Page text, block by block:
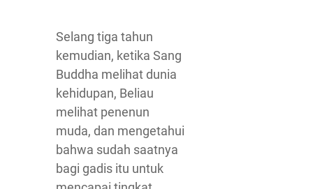
Selang tiga tahun
kemudian, ketika Sang
Buddha melihat dunia
kehidupan, Beliau
melihat penenun
muda, dan mengetahui
bahwa sudah saatnya
bagi gadis itu untuk